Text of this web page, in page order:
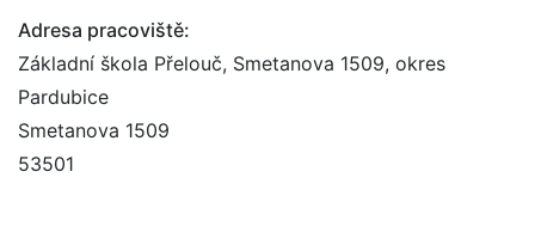
Adresa pracoviště:
Základní škola Přelouč, Smetanova 1509, okres
Pardubice
Smetanova 1509
53501